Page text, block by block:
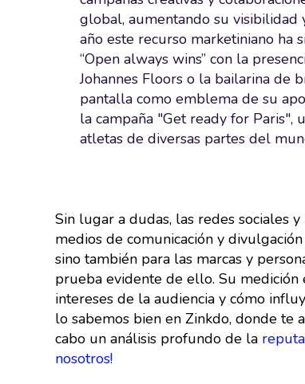
global, aumentando su visibilidad
año este recurso marketiniano ha
“Open always wins” con la
Johannes Floors o la bailarina de
pantalla como emblema de su
la campaña "Get ready for Paris",
atletas de diversas partes del
Sin lugar a dudas, las redes sociales
medios de comunicación y
sino también para las marcas y
prueba evidente de ello. Su medición
intereses de la audiencia y cómo
lo sabemos bien en Zinkdo, donde te
cabo un análisis profundo de la
nosotros!